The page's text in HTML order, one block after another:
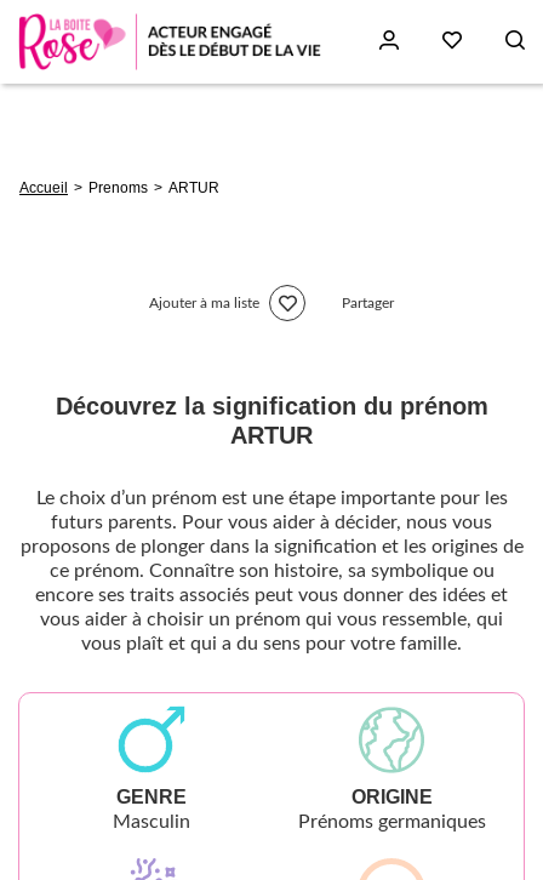
d'Ariane
Accueil Prenoms ARTUR
Ajouter à ma liste Partager
Découvrez la signification du prénom
ARTUR
Le choix d’un prénom est une étape importante pour les
futurs parents. Pour vous aider à décider, nous vous
proposons de plonger dans la signification et les origines de
ce prénom. Connaître son histoire, sa symbolique ou
encore ses traits associés peut vous donner des idées et
vous aider à choisir un prénom qui vous ressemble, qui
vous plaît et qui a du sens pour votre famille.
GENRE
Masculin
ORIGINE
Prénoms germaniques